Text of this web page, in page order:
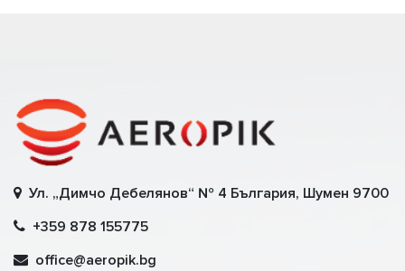
Ул. „Димчо Дебелянов“ № 4 България, Шумен 9700
+359 878 155775
office@aeropik.bg